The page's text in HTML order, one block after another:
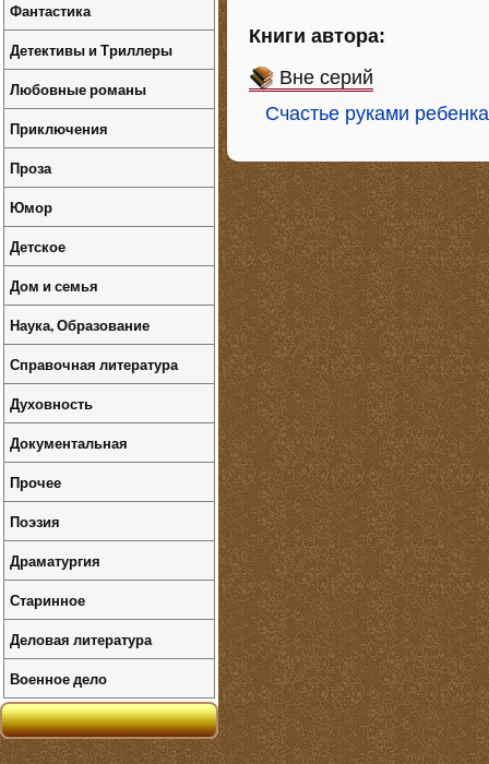
Книги автора:
Вне серий
Счастье руками ребенка
Фантастика
Детективы и Триллеры
Любовные романы
Приключения
Проза
Юмор
Детское
Дом и семья
Наука, Образование
Справочная литература
Духовность
Документальная
Прочее
Поэзия
Драматургия
Старинное
Деловая литература
Военное дело